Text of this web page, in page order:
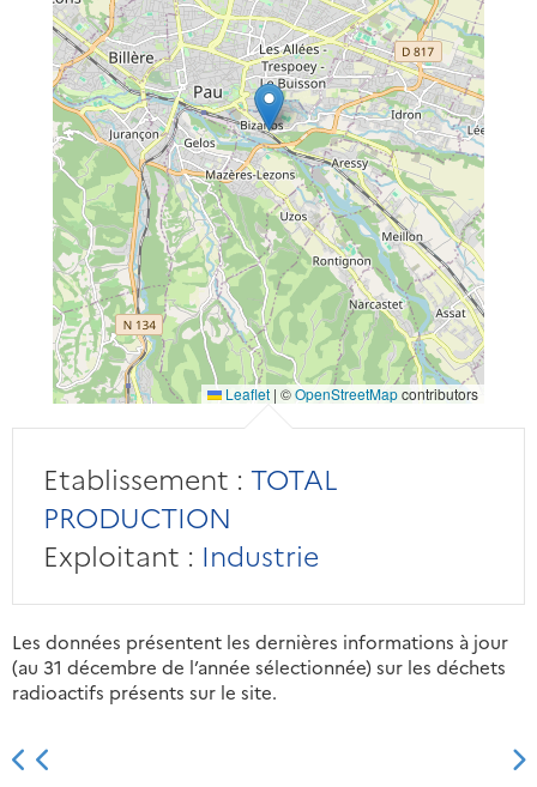
Leaflet | ©OpenStreetMapcontributors
Etablissement : TOTAL
PRODUCTION
Exploitant : Industrie
Les données présentent les dernières informations à jour
(au 31 décembre de l’année sélectionnée) sur les déchets
radioactifs présents sur le site.